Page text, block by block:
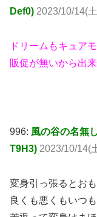
Def0) 2023/10/14(
ドリームもキュア
販促が無いから出
996: 風の谷の名無
T9H3) 2023/10/14(
変身引っ張るとお
良くも悪くもいつ